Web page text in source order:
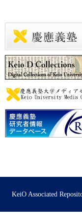
KeiO Associated